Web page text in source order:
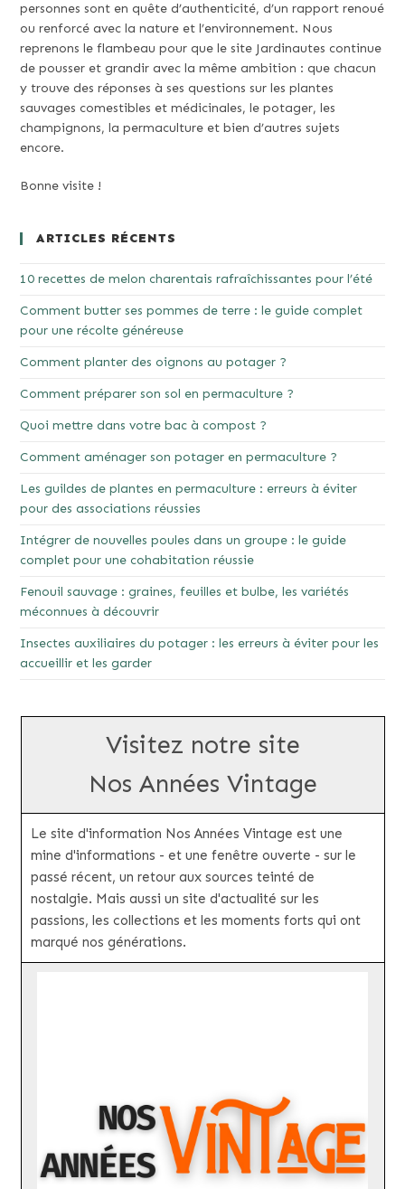
personnes sont en quête d’authenticité, d’un rapport renoué
ou renforcé avec la nature et l’environnement. Nous
reprenons le flambeau pour que le site Jardinautes continue
de pousser et grandir avec la même ambition : que chacun
y trouve des réponses à ses questions sur les plantes
sauvages comestibles et médicinales, le potager, les
champignons, la permaculture et bien d’autres sujets
encore.
Bonne visite !
ARTICLES RÉCENTS
10 recettes de melon charentais rafraîchissantes pour l’été
Comment butter ses pommes de terre : le guide complet
pour une récolte généreuse
Comment planter des oignons au potager ?
Comment préparer son sol en permaculture ?
Quoi mettre dans votre bac à compost ?
Comment aménager son potager en permaculture ?
Les guildes de plantes en permaculture : erreurs à éviter
pour des associations réussies
Intégrer de nouvelles poules dans un groupe : le guide
complet pour une cohabitation réussie
Fenouil sauvage : graines, feuilles et bulbe, les variétés
méconnues à découvrir
Insectes auxiliaires du potager : les erreurs à éviter pour les
accueillir et les garder
Visitez notre site
Nos Années Vintage
Le site d'information Nos Années Vintage est une
mine d'informations - et une fenêtre ouverte - sur le
passé récent, un retour aux sources teinté de
nostalgie. Mais aussi un site d'actualité sur les
passions, les collections et les moments forts qui ont
marqué nos générations.